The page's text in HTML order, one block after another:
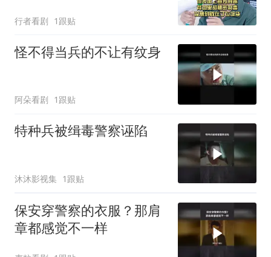
行者看剧 1跟贴
怪不得当兵的不让有纹身
阿朵看剧 1跟贴
特种兵被缉毒警察诬陷
沐沐影视集 1跟贴
保安穿警察的衣服？那肩
章都感觉不一样